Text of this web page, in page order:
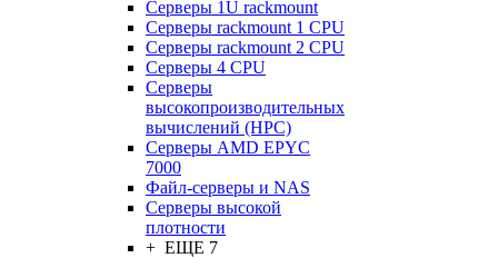
Серверы 1U rackmount
Серверы rackmount 1 CPU
Серверы rackmount 2 CPU
Серверы 4 CPU
Серверы
высокопроизводительных
вычислений (HPC)
Серверы AMD EPYC
7000
Файл-серверы и NAS
Серверы высокой
плотности
+ ЕЩЕ 7